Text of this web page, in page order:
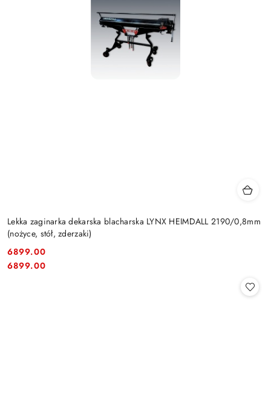
Lekka zaginarka dekarska blacharska LYNX HEIMDALL 2190/0,8mm
(nożyce, stół, zderzaki)
Cena:
6899.00
Cena:
6899.00